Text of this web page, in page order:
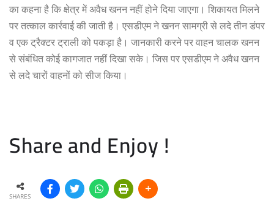
का कहना है कि क्षेत्र में अवैध खनन नहीं होने दिया जाएगा। शिकायत मिलने
पर तत्काल कार्रवाई की जाती है। एसडीएम ने खनन सामग्री से लदे तीन डंपर
व एक ट्रैक्टर ट्राली को पकड़ा है। जानकारी करने पर वाहन चालक खनन
से संबंधित कोई कागजात नहीं दिखा सके। जिस पर एसडीएम ने अवैध खनन
से लदे चारों वाहनों को सीज किया।
Share and Enjoy !
SHARES